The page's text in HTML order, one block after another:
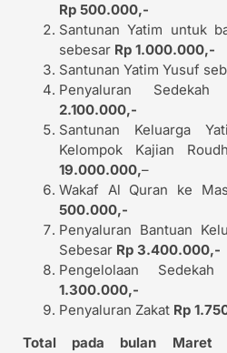
Rp 500.000,-
Santunan Yatim untuk
sebesar Rp 1.000.000,-
Santunan Yatim Yusuf
Penyaluran
2.100.000,-
Santunan Keluarga
Kelompok Kajian
19.000.000,–
Wakaf Al Quran ke
500.000,-
Penyaluran Bantuan
Sebesar Rp 3.400.000,-
Pengelolaan
1.300.000,-
Penyaluran Zakat Rp
Total pada bulan Maret